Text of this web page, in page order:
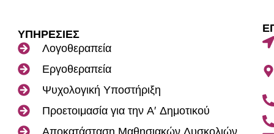
ΥΠΗΡΕΣΙΕΣ
Λογοθεραπεία
Εργοθεραπεία
Ψυχολογική Υποστήριξη
Προετοιμασία για την Α' Δημοτικού